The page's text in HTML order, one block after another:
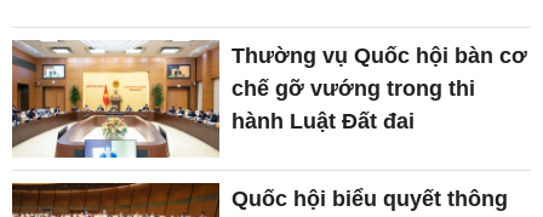
Thường vụ Quốc hội bàn cơ
chế gỡ vướng trong thi
hành Luật Đất đai
Quốc hội biểu quyết thông